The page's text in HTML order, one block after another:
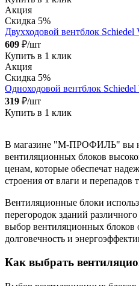
Акция
Скидка 5%
Двухходовой вентблок Schiedel
609 ₽/шт
Купить в 1 клик
Акция
Скидка 5%
Одноходовой вентблок Schiedel
319 ₽/шт
Купить в 1 клик
В магазине "М-ПРОФИЛЬ" вы
вентиляционных блоков
ценам, которые обеспечат
строения от влаги и перепадов
Вентиляционные блоки
перегородок зданий
выбор вентиляционных блоков
долговечность и
Как выбрать